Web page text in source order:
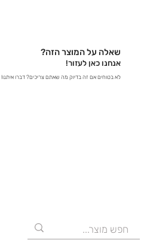
ולוודא שתעשו את הבחירה הנכונה!
שאלה על המוצר הזה?
אנחנו כאן לעזור!
לא בטוחים אם זה בדיוק מה שאתם צריכים? דברו איתנו!